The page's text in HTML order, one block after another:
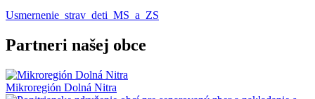
Usmernenie_strav_deti_MS_a_ZS
Partneri našej obce
Mikroregión Dolná Nitra